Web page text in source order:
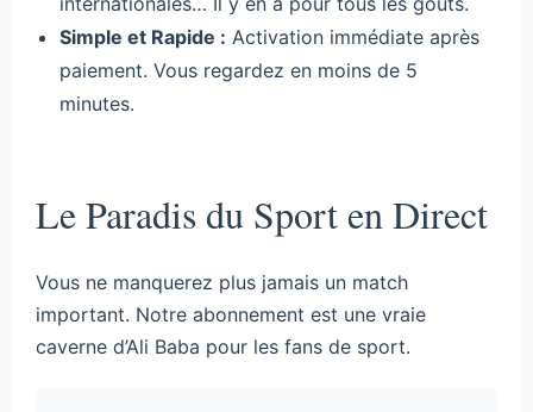
Simple et Rapide : Activation immédiate après
paiement. Vous regardez en moins de 5
minutes.
Le Paradis du Sport en Direct
Vous ne manquerez plus jamais un match
important. Notre abonnement est une vraie
caverne d’Ali Baba pour les fans de sport.